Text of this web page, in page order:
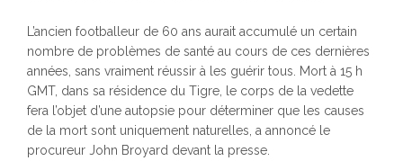
L’ancien footballeur de 60 ans aurait accumulé un certain
nombre de problèmes de santé au cours de ces dernières
années, sans vraiment réussir à les guérir tous. Mort à 15 h
GMT, dans sa résidence du Tigre, le corps de la vedette
fera l’objet d’une autopsie pour déterminer que les causes
de la mort sont uniquement naturelles, a annoncé le
procureur John Broyard devant la presse.